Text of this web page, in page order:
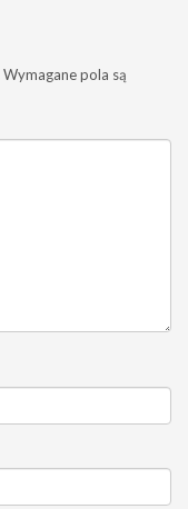
Wymagane pola są